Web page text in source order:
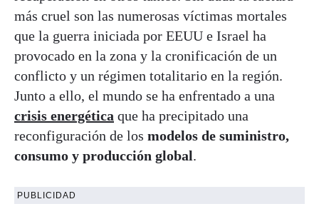
más cruel son las numerosas víctimas mortales
que la guerra iniciada por EEUU e Israel ha
provocado en la zona y la cronificación de un
conflicto y un régimen totalitario en la región.
Junto a ello, el mundo se ha enfrentado a una
crisis energética que ha precipitado una
reconfiguración de los modelos de suministro,
consumo y producción global.
PUBLICIDAD